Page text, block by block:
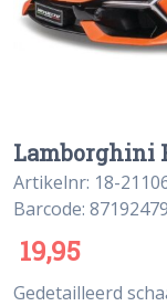
Lamborghini
Artikelnr: 18-
Barcode:
19,95
Gedetailleerd